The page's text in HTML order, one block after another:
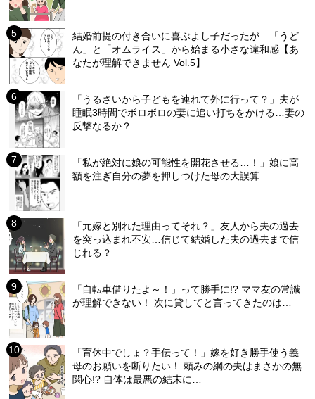
結婚前提の付き合いに喜ぶよし子だったが…「うど
ん」と「オムライス」から始まる小さな違和感【あ
なたが理解できません Vol.5】
「うるさいから子どもを連れて外に行って？」夫が
睡眠3時間でボロボロの妻に追い打ちをかける…妻の
反撃なるか？
「私が絶対に娘の可能性を開花させる…！」娘に高
額を注ぎ自分の夢を押しつけた母の大誤算
「元嫁と別れた理由ってそれ？」友人から夫の過去
を突っ込まれ不安…信じて結婚した夫の過去まで信
じれる？
「自転車借りたよ～！」って勝手に!? ママ友の常識
が理解できない！ 次に貸してと言ってきたのは…
「育休中でしょ？手伝って！」嫁を好き勝手使う義
母のお願いを断りたい！ 頼みの綱の夫はまさかの無
関心!? 自体は最悪の結末に…